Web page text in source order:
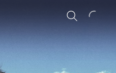
Sök